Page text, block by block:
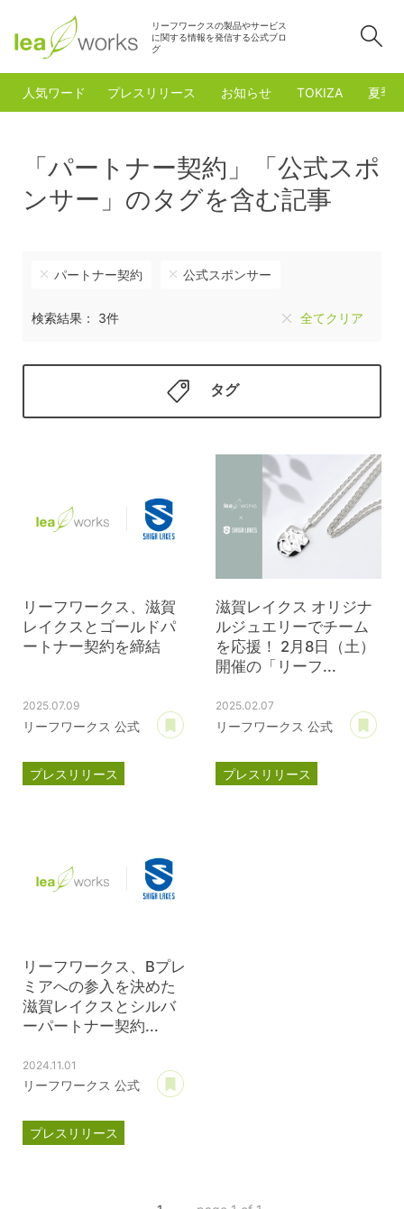
リーフワークスの製品やサービス
に関する情報を発信する公式ブロ
グ
人気ワード プレスリリース お知らせ TOKIZA 夏季
「パートナー契約」「公式スポ
ンサー」のタグを含む記事
パートナー契約 公式スポンサー
検索結果： 3件 全てクリア
タグ
リーフワークス、滋賀
レイクスとゴールドパ
ートナー契約を締結
2025.07.09
リーフワークス 公式
あとで読む
プレスリリース
滋賀レイクス オリジナ
ルジュエリーでチーム
を応援！ 2月8日（土）
開催の「リーフ...
2025.02.07
リーフワークス 公式
プレスリリース
リーフワークス、Bプレ
ミアへの参入を決めた
滋賀レイクスとシルバ
ーパートナー契約...
2024.11.01
リーフワークス 公式
プレスリリース